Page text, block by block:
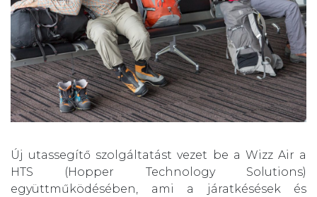
Új utassegítő szolgáltatást vezet be a Wizz Air a
HTS (Hopper Technology Solutions)
együttműködésében, ami a járatkésések és